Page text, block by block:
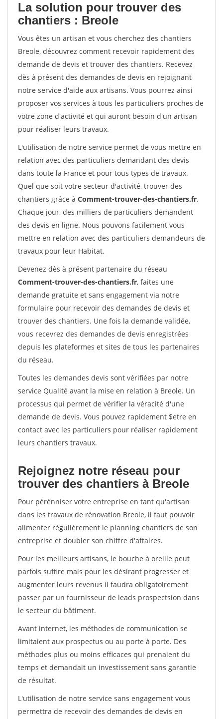
La solution pour trouver des
chantiers : Breole
Vous êtes un artisan et vous cherchez des chantiers
Breole, découvrez comment recevoir rapidement des
demande de devis et trouver des chantiers. Recevez
dès à présent des demandes de devis en rejoignant
notre service d'aide aux artisans. Vous pourrez ainsi
proposer vos services à tous les particuliers proches de
votre zone d'activité et qui auront besoin d'un artisan
pour réaliser leurs travaux.
L'utilisation de notre service permet de vous mettre en
relation avec des particuliers demandant des devis
dans toute la France et pour tous types de travaux.
Quel que soit votre secteur d'activité, trouver des
chantiers grâce à Comment-trouver-des-chantiers.fr.
Chaque jour, des milliers de particuliers demandent
des devis en ligne. Nous pouvons facilement vous
mettre en relation avec des particuliers demandeurs de
travaux pour leur Habitat.
Devenez dès à présent partenaire du réseau
Comment-trouver-des-chantiers.fr, faites une
demande gratuite et sans engagement via notre
formulaire pour recevoir des demandes de devis et
trouver des chantiers. Une fois la demande validée,
vous recevrez des demandes de devis enregistrées
depuis les plateformes et sites de tous les partenaires
du réseau.
Toutes les demandes devis sont vérifiées par notre
service Qualité avant la mise en relation à Breole. Un
processus qui permet de vérifier la véracité d'une
demande de devis. Vous pouvez rapidement $etre en
contact avec les particuliers pour réaliser rapidement
leurs chantiers travaux.
Rejoignez notre réseau pour
trouver des chantiers à Breole
Pour pérénniser votre entreprise en tant qu'artisan
dans les travaux de rénovation Breole, il faut pouvoir
alimenter régulièrement le planning chantiers de son
entreprise et doubler son chiffre d'affaires.
Pour les meilleurs artisans, le bouche à oreille peut
parfois suffire mais pour les désirant progresser et
augmenter leurs revenus il faudra obligatoirement
passer par un fournisseur de leads prospectsion dans
le secteur du bâtiment.
Avant internet, les méthodes de communication se
limitaient aux prospectus ou au porte à porte. Des
méthodes plus ou moins efficaces qui prenaient du
temps et demandait un investissement sans garantie
de résultat.
L'utilisation de notre service sans engagement vous
permettra de recevoir des demandes de devis en